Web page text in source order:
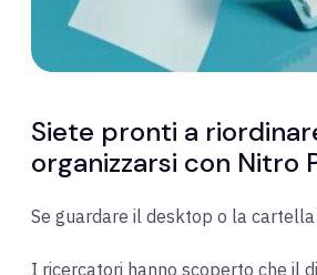
Siete pronti a
organizzarsi con Nitro
Se guardare il desktop o la
I ricercatori hanno scoperto che il